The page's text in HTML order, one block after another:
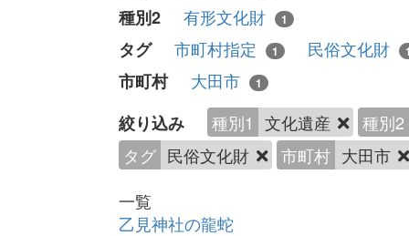
種別2 有形文化財 1
タグ 市町村指定 1 民俗文化財
市町村 大田市 1
絞り込み 種別1 文化遺産
種別2
タグ 民俗文化財 市町村 大田市
一覧
乙見神社の龍蛇